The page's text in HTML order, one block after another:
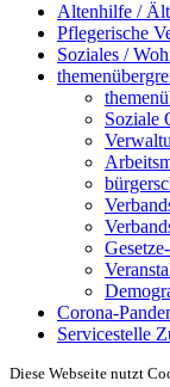
Altenhilfe /
Pflegerische
Soziales /
Soziale
Corona-
Servicestelle
Diese Webseite nutzt